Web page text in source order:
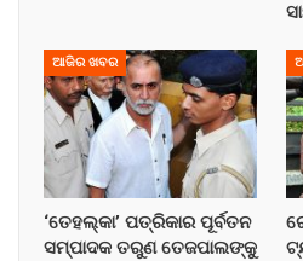
ଆଜିର ଖବର
‘ତେହଲ୍‌କା’ ପତ୍ରିକାର ପୂର୍ବତନ
ସମ୍ପାଦକ ତରୁଣ ତେଜପାଲଙ୍କୁ